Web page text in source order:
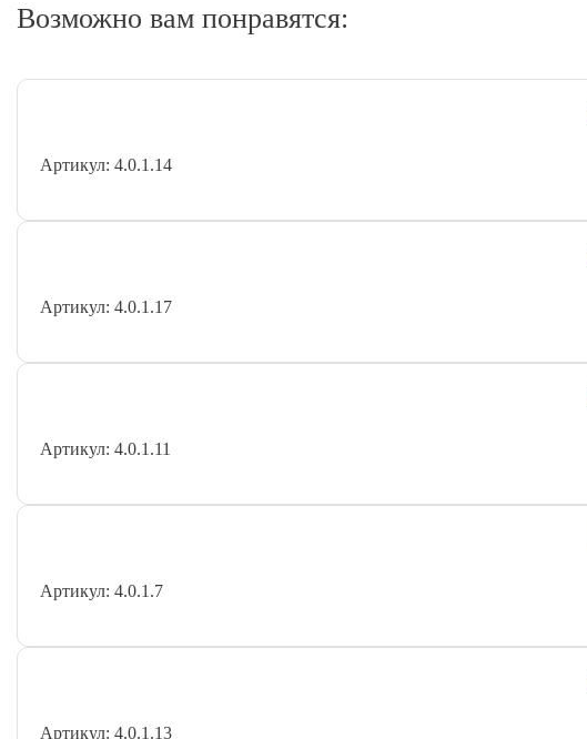
Возможно вам понравятся:
Артикул: 4.0.1.14
Артикул: 4.0.1.17
Артикул: 4.0.1.11
Артикул: 4.0.1.7
Артикул: 4.0.1.13